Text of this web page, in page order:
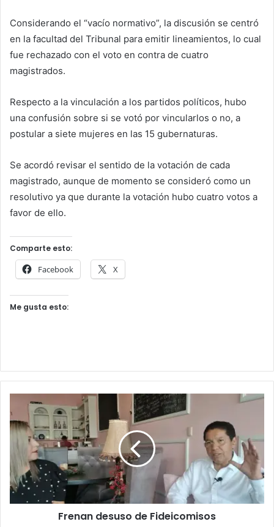
Considerando el “vacío normativo”, la discusión se centró
en la facultad del Tribunal para emitir lineamientos, lo cual
fue rechazado con el voto en contra de cuatro
magistrados.
Respecto a la vinculación a los partidos políticos, hubo
una confusión sobre si se votó por vincularlos o no, a
postular a siete mujeres en las 15 gubernaturas.
Se acordó revisar el sentido de la votación de cada
magistrado, aunque de momento se consideró como un
resolutivo ya que durante la votación hubo cuatro votos a
favor de ello.
Comparte esto:
Facebook X
Me gusta esto:
Frenan desuso de Fideicomisos